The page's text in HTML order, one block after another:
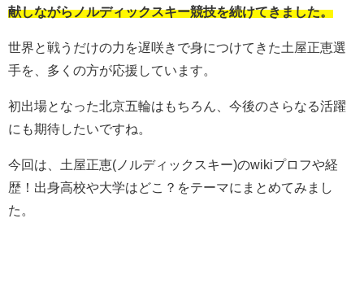
献しながらノルディックスキー競技を続けてきました。
世界と戦うだけの力を遅咲きで身につけてきた土屋正恵選
手を、多くの方が応援しています。
初出場となった北京五輪はもちろん、今後のさらなる活躍
にも期待したいですね。
今回は、土屋正恵(ノルディックスキー)のwikiプロフや経
歴！出身高校や大学はどこ？をテーマにまとめてみまし
た。